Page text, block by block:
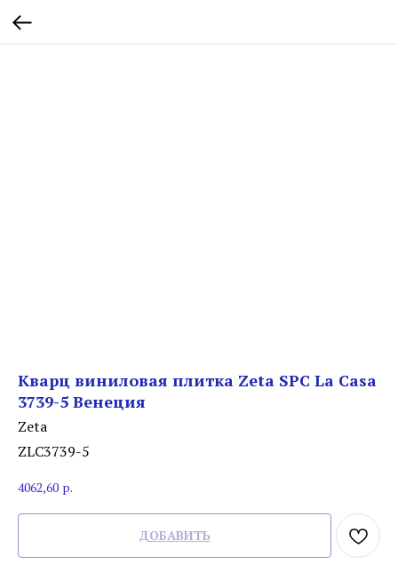
Кварц виниловая плитка Zeta SPC La Casa
3739-5 Венеция
Zeta
ZLC3739-5
4062,60 р.
ДОБАВИТЬ